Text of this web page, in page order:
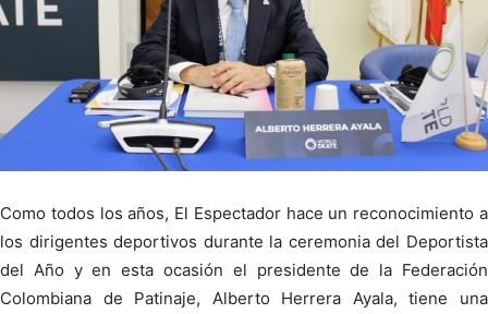
Como todos los años, El Espectador hace un reconocimiento a
los dirigentes deportivos durante la ceremonia del Deportista
del Año y en esta ocasión el presidente de la Federación
Colombiana de Patinaje, Alberto Herrera Ayala, tiene una